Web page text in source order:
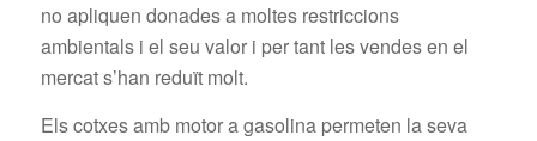
no apliquen donades a moltes restriccions
ambientals i el seu valor i per tant les vendes en el
mercat s’han reduït molt.
Els cotxes amb motor a gasolina permeten la seva